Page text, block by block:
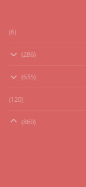
(6)
(286)
(635)
(120)
(860)